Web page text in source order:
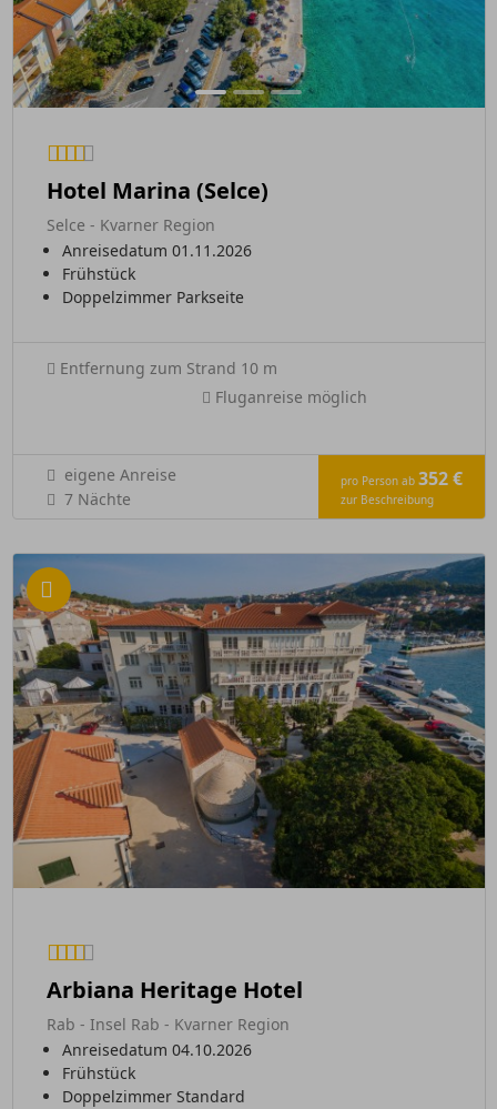
Hotel Marina (Selce)
Selce - Kvarner Region
Anreisedatum 01.11.2026
Frühstück
Doppelzimmer Parkseite
Entfernung zum Strand 10 m
Fluganreise möglich
eigene Anreise
7 Nächte
pro Person ab 352 €
zur Beschreibung
Arbiana Heritage Hotel
Rab - Insel Rab - Kvarner Region
Anreisedatum 04.10.2026
Frühstück
Doppelzimmer Standard